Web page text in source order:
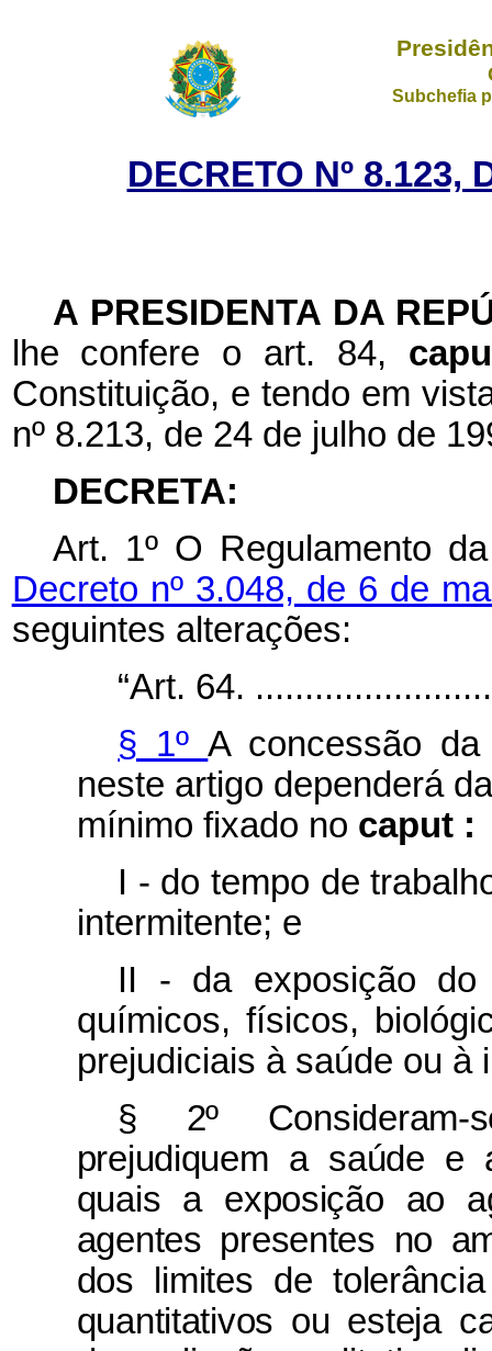
Subchefia
DECRETO Nº 8.123,
A PRESIDENTA DA
lhe confere o art. 84,
Constituição, e tendo em
nº 8.213, de 24 de julho de
DECRETA:
Art. 1º O Regulamento
Decreto nº 3.048, de 6 de
seguintes alterações:
“Art. 64.
§ 1ºA concessão da
neste artigo dependerá
mínimo fixado no caput :
I - do tempo de
intermitente; e
II - da exposição do
químicos, físicos,
prejudiciais à saúde ou à
§ 2º Consideram-
prejudiquem a saúde e
quais a exposição ao
agentes presentes no
dos limites de
quantitativos ou esteja